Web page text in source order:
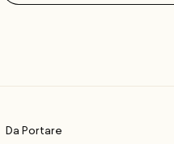
Da Portare